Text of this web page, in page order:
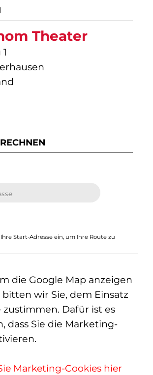
Theater
Start-Adresse ein, um Ihre Route zu
die Google Map anzeigen
wir Sie, dem Einsatz
zustimmen. Dafür ist es
dass Sie die Marketing-
Marketing-Cookies hier